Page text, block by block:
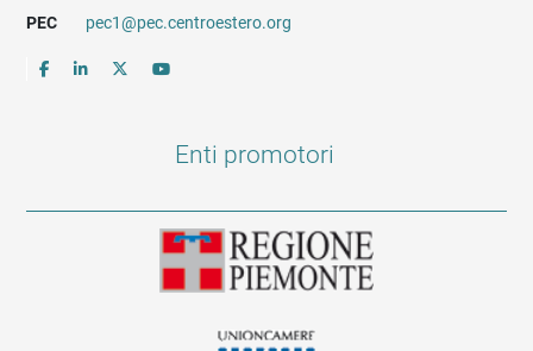
PEC
pec1@pec.centroestero.org
Enti promotori